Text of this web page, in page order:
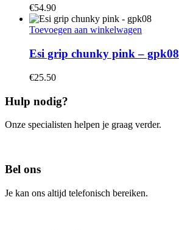
€54.90
Toevoegen aan winkelwagen
Esi grip chunky pink – gpk08
€25.50
Hulp nodig?
Onze specialisten helpen je graag verder.
Bel ons
Je kan ons altijd telefonisch bereiken.